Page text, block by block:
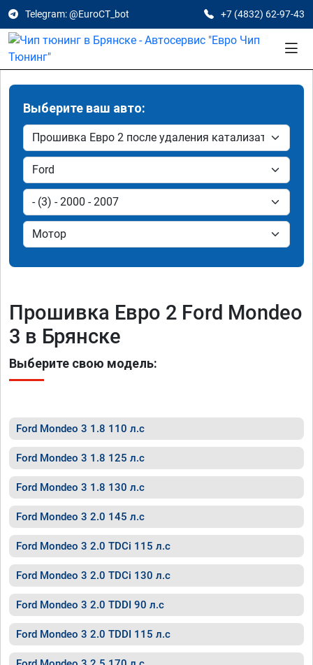
Telegram: @EuroCT_bot +7 (4832) 62-97-43
Выберите ваш авто:
Прошивка Евро 2 Ford Mondeo
3 в Брянске
Выберите свою модель:
Ford Mondeo 3 1.8 110 л.с
Ford Mondeo 3 1.8 125 л.с
Ford Mondeo 3 1.8 130 л.с
Ford Mondeo 3 2.0 145 л.с
Ford Mondeo 3 2.0 TDCi 115 л.с
Ford Mondeo 3 2.0 TDCi 130 л.с
Ford Mondeo 3 2.0 TDDI 90 л.с
Ford Mondeo 3 2.0 TDDI 115 л.с